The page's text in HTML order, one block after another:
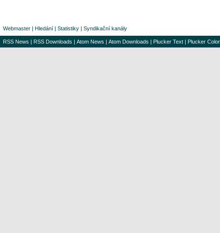
Webmaster | Hledání | Statistiky | Syndikační kanály
RSS News | RSS Downloads | Atom News | Atom Downloads | Plucker Text | Plucker Color